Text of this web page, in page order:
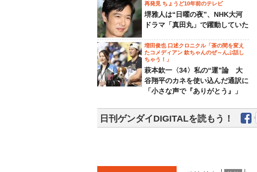
再発見 ちょうど10年前のテレビ
堺雅人は“日曜の夜”、NHK大河
ドラマ「真田丸」で躍動していた
増田俊也 口述クロニクル「茶の間を変え
たコメディアン 欽ちゃんのぜ～んぶ話し
ちゃう！」
萩本欽一〈34〉私の“運”論 大
谷翔平のカネを使い込んだ通訳に
「小さな声で『ありがとう』」
日刊ゲンダイDIGITALを読もう！